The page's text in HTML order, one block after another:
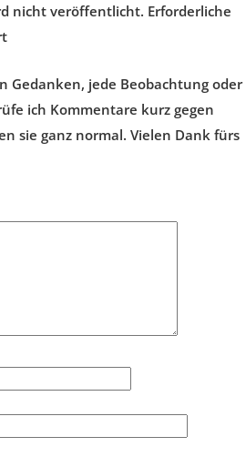
nicht veröffentlicht. Erforderliche
Gedanken, jede Beobachtung oder
ich Kommentare kurz gegen
sie ganz normal. Vielen Dank fürs